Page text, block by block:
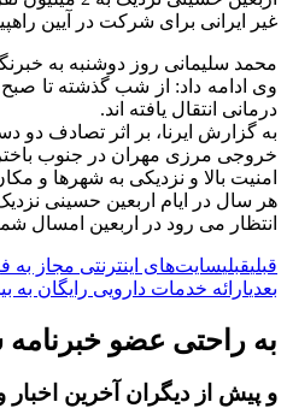
غیر ایرانی برای شرکت در آیین راهپیمایی
محمد سلیمانی روز دوشنبه به
درمانی انتقال یافته اند.
به گزارش ایرنا، بر اثر تصادف
خروجی مرزی مهران در جنوب باختری و فاصله 90 کیلومتری شهر ایلام کانون اصلی آمد و شد
امنیت بالا و نزدیکی به شهرها و
هر سال در ایام اربعین حسینی نزدیک به 2 میلیون نفر برای شرکت در راهپیمایی اربعین از مرز رسمی و بین المللی مهران راهی
انتظار می رود در اربعین امسال شمار
قبلیقبلیسایت‌های اینترنتی مجاز
بعدیارائه خدمات دارویی رایگان به بیش از 11 هزار زائر اربعین در
به راحتی عضو خبرنامه
و پیش از دیگران آخرین